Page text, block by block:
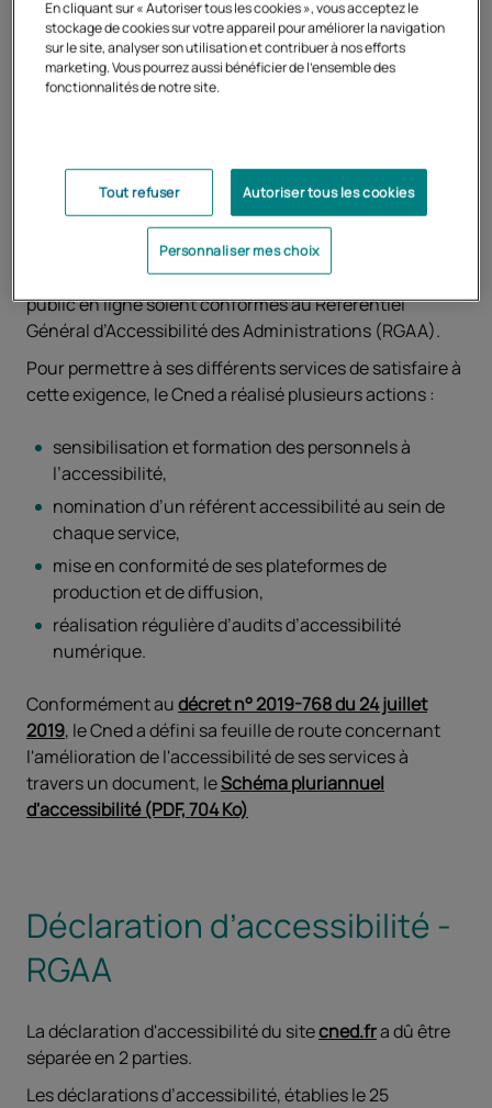
site Cned
Le Cned s’est engagé depuis de nombreuses années
dans la conduite d’une politique d’accessibilité
numérique afin que ses services de communication au
public en ligne soient conformes au Référentiel
Général d’Accessibilité des Administrations (RGAA).
Pour permettre à ses différents services de satisfaire à
cette exigence, le Cned a réalisé plusieurs actions :
sensibilisation et formation des personnels à
l’accessibilité,
nomination d’un référent accessibilité au sein de
chaque service,
mise en conformité de ses plateformes de
production et de diffusion,
réalisation régulière d’audits d’accessibilité
numérique.
Conformément audécret n° 2019-768 du 24 juillet
2019, le Cned a défini sa feuille de route concernant
l'amélioration de l'accessibilité de ses services à
travers un document, leSchéma pluriannuel
d'accessibilité (PDF, 704 Ko)
Déclaration d’accessibilité -
RGAA
La déclaration d'accessibilité du sitecned.fra dû être
séparée en 2 parties.
Les déclarations d’accessibilité, établies le 25
En cliquant sur « Autoriser tous les cookies », vous acceptez le
stockage de cookies sur votre appareil pour améliorer la navigation
sur le site, analyser son utilisation et contribuer à nos efforts
marketing. Vous pourrez aussi bénéficier de l'ensemble des
fonctionnalités de notre site.
Tout refuser Autoriser tous les cookies
Personnaliser mes choix